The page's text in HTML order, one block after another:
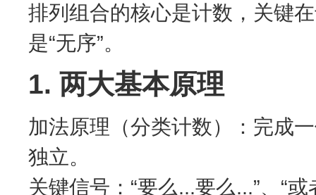
排列组合的核心是计数，关键
是“无序”。
1. 两大基本原理
加法原理（分类计数）：完成
独立。
关键信号：“要么...要么...”、“或